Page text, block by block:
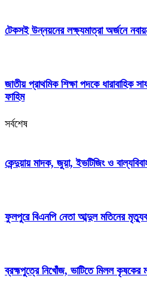
টেকসই উন্নয়নের লক্ষ্যমাত্রা অর্জনে
জাতীয় প্রাথমিক শিক্ষা পদকে ধারাবাহিক
ফাহিম
সর্বশেষ
কেন্দুয়ায় মাদক, জুয়া, ইভটিজিং ও
ফুলপুরে বিএনপি নেতা আব্দুল মতিনের
ব্রহ্মপুত্রে নিখোঁজ, ভাটিতে মিলল কৃষকের